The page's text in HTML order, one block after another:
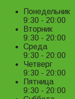
Понедельник
9:30 - 20:00
Вторник
9:30 - 20:00
Среда
9:30 - 20:00
Четверг
9:30 - 20:00
Пятница
9:30 - 20:00